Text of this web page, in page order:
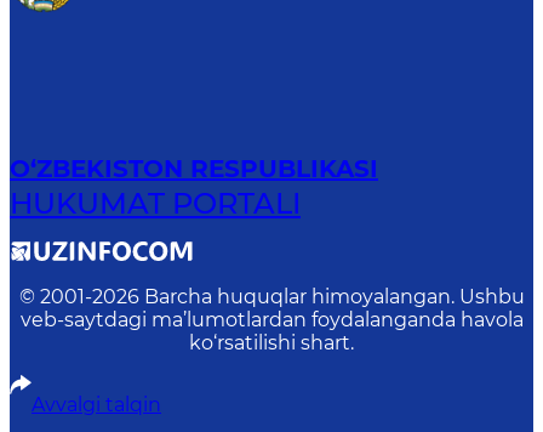
O‘ZBEKISTON RESPUBLIKASI
HUKUMAT PORTALI
© 2001-2026 Barcha huquqlar himoyalangan. Ushbu
veb-saytdagi ma’lumotlardan foydalanganda havola
ko‘rsatilishi shart.
Avvalgi talqin